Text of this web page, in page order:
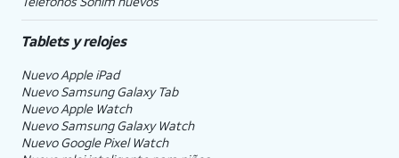
Tablets y relojes
Nuevo Apple iPad
Nuevo Samsung Galaxy Tab
Nuevo Apple Watch
Nuevo Samsung Galaxy Watch
Nuevo Google Pixel Watch